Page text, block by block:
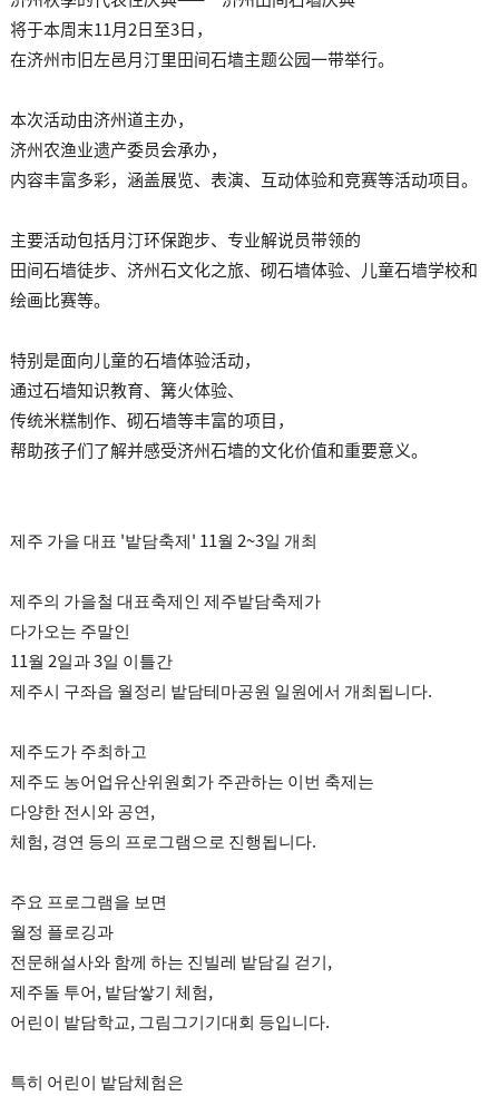
将于本周末11月2日至3日，
在济州市旧左邑月汀里田间石墙主题公园一带举行。
本次活动由济州道主办，
济州农渔业遗产委员会承办，
内容丰富多彩，涵盖展览、表演、互动体验和竞赛等活动项目。
主要活动包括月汀环保跑步、专业解说员带领的
田间石墙徒步、济州石文化之旅、砌石墙体验、儿童石墙学校和
绘画比赛等。
特别是面向儿童的石墙体验活动，
通过石墙知识教育、篝火体验、
传统米糕制作、砌石墙等丰富的项目，
帮助孩子们了解并感受济州石墙的文化价值和重要意义。
제주 가을 대표 '밭담축제' 11월 2~3일 개최
제주의 가을철 대표축제인 제주밭담축제가
다가오는 주말인
11월 2일과 3일 이틀간
제주시 구좌읍 월정리 밭담테마공원 일원에서 개최됩니다.
제주도가 주최하고
제주도 농어업유산위원회가 주관하는 이번 축제는
다양한 전시와 공연,
체험, 경연 등의 프로그램으로 진행됩니다.
주요 프로그램을 보면
월정 플로깅과
전문해설사와 함께 하는 진빌레 밭담길 걷기,
제주돌 투어, 밭담쌓기 체험,
어린이 밭담학교, 그림그기기대회 등입니다.
특히 어린이 밭담체험은